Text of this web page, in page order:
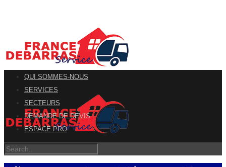
QUI SOMMES-NOUS
SERVICES
SECTEURS
DEMANDE DE DEVIS
ESPACE PRO